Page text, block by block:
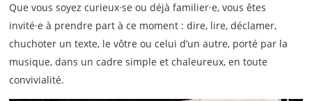
Que vous soyez curieux·se ou déjà familier·e, vous êtes
invité·e à prendre part à ce moment : dire, lire, déclamer,
chuchoter un texte, le vôtre ou celui d’un autre, porté par la
musique, dans un cadre simple et chaleureux, en toute
convivialité.